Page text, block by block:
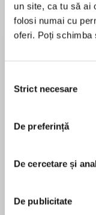
un site, ca tu să ai
folosi numai cu
oferi. Poți schimba
consimțământului
Strict necesare
De preferință
De cercetare și
De publicitate
Desprecarte
NO CREATURE
NO WAR
În acest
Rebecca